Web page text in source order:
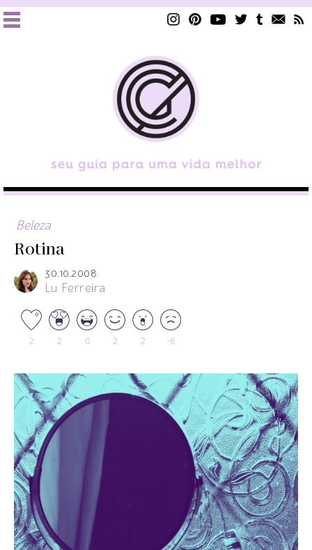
Beleza
Rotina
30.10.2008
Lu Ferreira
2 2 0 2 2 -6